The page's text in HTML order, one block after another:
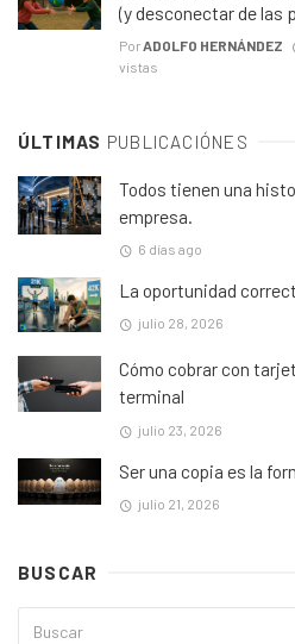
(y desconectar de las
Por ADOLFO HERNÁNDEZ
vistas
ÚLTIMAS PUBLICACIÓNES
Todos tienen una
empresa.
6 días ago
La oportunidad
julio 28, 2026
Cómo cobrar con
terminal
julio 23, 2026
Ser una copia es la
julio 21, 2026
BUSCAR